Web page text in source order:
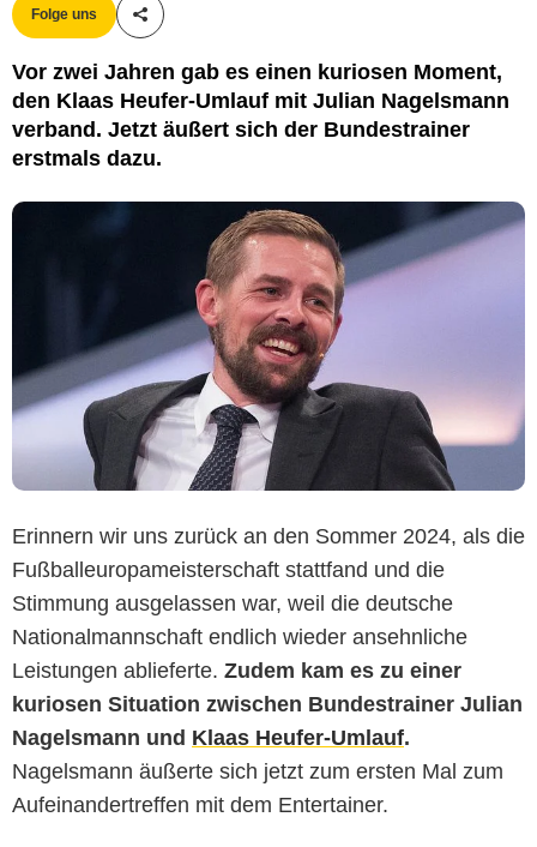
Folge uns
Teile diesen Artikel
Vor zwei Jahren gab es einen kuriosen Moment,
den Klaas Heufer-Umlauf mit Julian Nagelsmann
verband. Jetzt äußert sich der Bundestrainer
erstmals dazu.
Erinnern wir uns zurück an den Sommer 2024, als die
Fußballeuropameisterschaft stattfand und die
Stimmung ausgelassen war, weil die deutsche
Nationalmannschaft endlich wieder ansehnliche
Leistungen ablieferte. Zudem kam es zu einer
kuriosen Situation zwischen Bundestrainer Julian
Nagelsmann und Klaas Heufer-Umlauf.
Nagelsmann äußerte sich jetzt zum ersten Mal zum
Aufeinandertreffen mit dem Entertainer.